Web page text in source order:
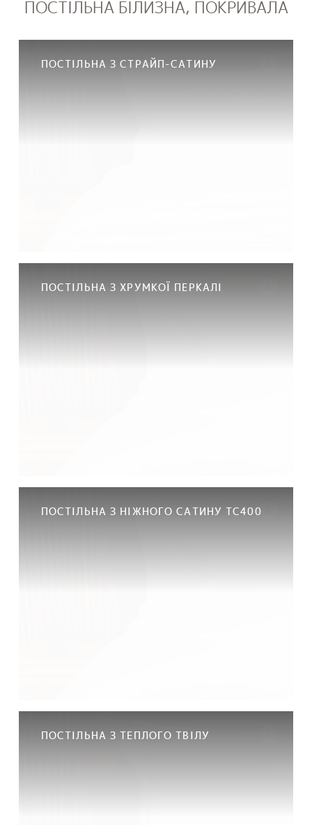
ПОСТІЛЬНА БІЛИЗНА, ПОКРИВАЛА
ПОСТІЛЬНА З СТРАЙП-САТИНУ
ПОСТІЛЬНА З ХРУМКОЇ ПЕРКАЛІ
ПОСТІЛЬНА З НІЖНОГО САТИНУ ТС400
ПОСТІЛЬНА З ТЕПЛОГО ТВІЛУ